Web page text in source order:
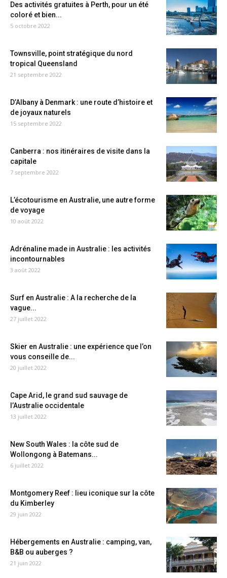
Des activités gratuites à Perth, pour un été
coloré et bien...
5 octobre 2022
Townsville, point stratégique du nord
tropical Queensland
21 septembre 2022
D’Albany à Denmark : une route d’histoire et
de joyaux naturels
15 septembre 2022
Canberra : nos itinéraires de visite dans la
capitale
7 septembre 2022
L’écotourisme en Australie, une autre forme
de voyage
10 août 2022
Adrénaline made in Australie : les activités
incontournables
3 août 2022
Surf en Australie : A la recherche de la
vague...
27 juillet 2022
Skier en Australie : une expérience que l’on
vous conseille de...
20 juillet 2022
Cape Arid, le grand sud sauvage de
l’Australie occidentale
13 juillet 2022
New South Wales : la côte sud de
Wollongong à Batemans...
6 juillet 2022
Montgomery Reef : lieu iconique sur la côte
du Kimberley
29 juin 2022
Hébergements en Australie : camping, van,
B&B ou auberges ?
21 juin 2022